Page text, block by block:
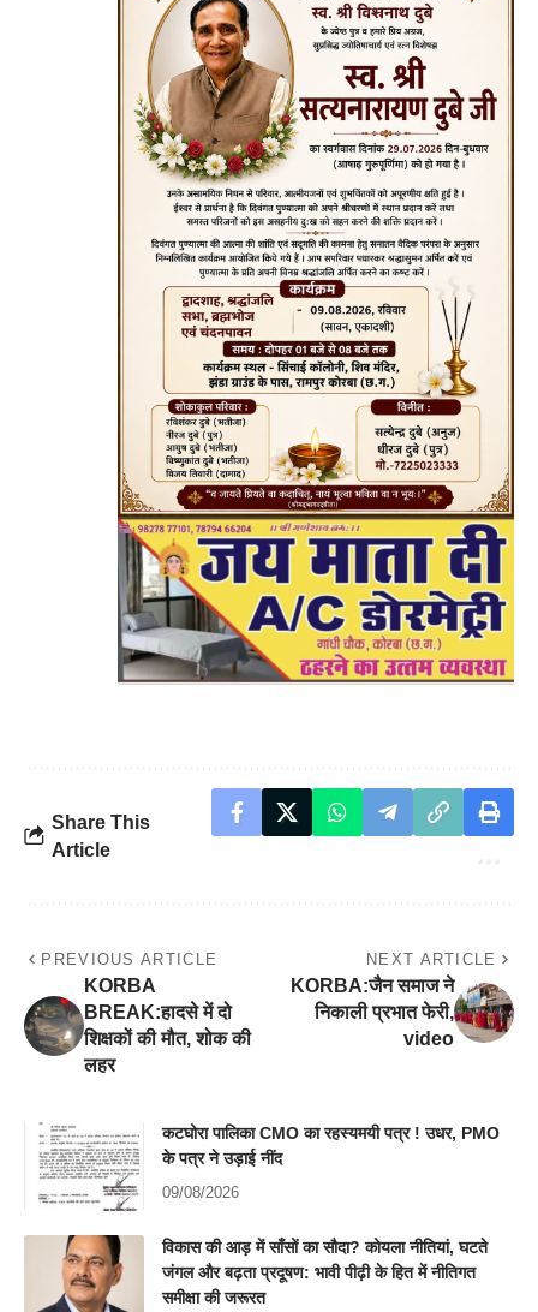
Share This
Article
PREVIOUS ARTICLE
KORBA
BREAK:हादसे में दो
शिक्षकों की मौत, शोक की
लहर
NEXT ARTICLE
KORBA:जैन समाज ने
निकाली प्रभात फेरी,
video
कटघोरा पालिका CMO का रहस्यमयी पत्र ! उधर, PMO
के पत्र ने उड़ाई नींद
09/08/2026
विकास की आड़ में साँसों का सौदा? कोयला नीतियां, घटते
जंगल और बढ़ता प्रदूषण: भावी पीढ़ी के हित में नीतिगत
समीक्षा की जरूरत